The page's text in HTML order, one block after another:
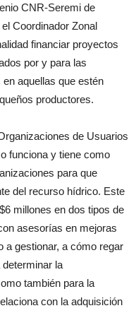
CNR-Seremi de
Coordinador Zonal
financiar proyectos
por y para las
aquellas que estén
productores.
de Usuarios
funciona y tiene como
para que
del recurso hídrico. Este
millones en dos tipos de
asesorías en mejoras
a gestionar, a cómo regar
la
también para la
con la adquisición